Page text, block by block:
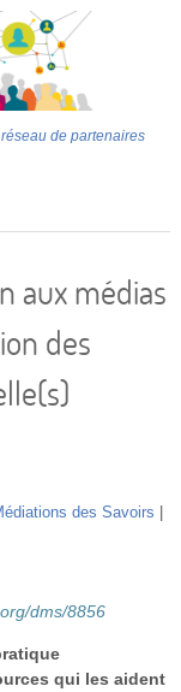
réseau de partenaires
aux médias
des
des Savoirs
dms/8856
qui les aident